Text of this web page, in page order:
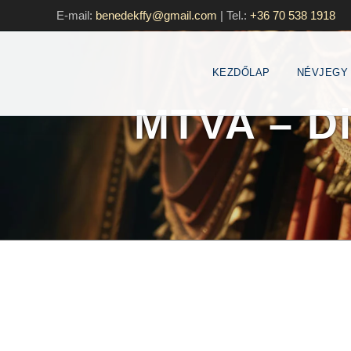
E-mail: benedekffy@gmail.com | Tel.: +36 70 538 1918
KEZDŐLAP NÉVJEGY
MTVA –